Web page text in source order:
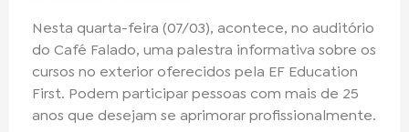
Nesta quarta-feira (07/03), acontece, no auditório
do Café Falado, uma palestra informativa sobre os
cursos no exterior oferecidos pela EF Education
First. Podem participar pessoas com mais de 25
anos que desejam se aprimorar profissionalmente.